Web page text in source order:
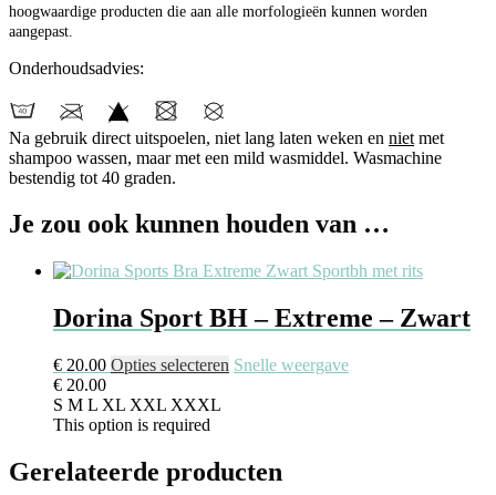
hoogwaardige producten die aan alle morfologieën kunnen worden
aangepast.
Onderhoudsadvies:
Na gebruik direct uitspoelen, niet lang laten weken en niet met
shampoo wassen, maar met een mild wasmiddel. Wasmachine
bestendig tot 40 graden.
Je zou ook kunnen houden van …
Dorina Sport BH – Extreme – Zwart
€ 20.00 Opties selecteren Dit
Deze
optie
Snelle weergave
€ 20.00
S M L XL XXL XXXL
This option is required
Gerelateerde producten